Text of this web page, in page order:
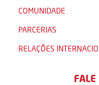
COMUNIDADE
PARCERIAS
RELAÇÕES
FALE